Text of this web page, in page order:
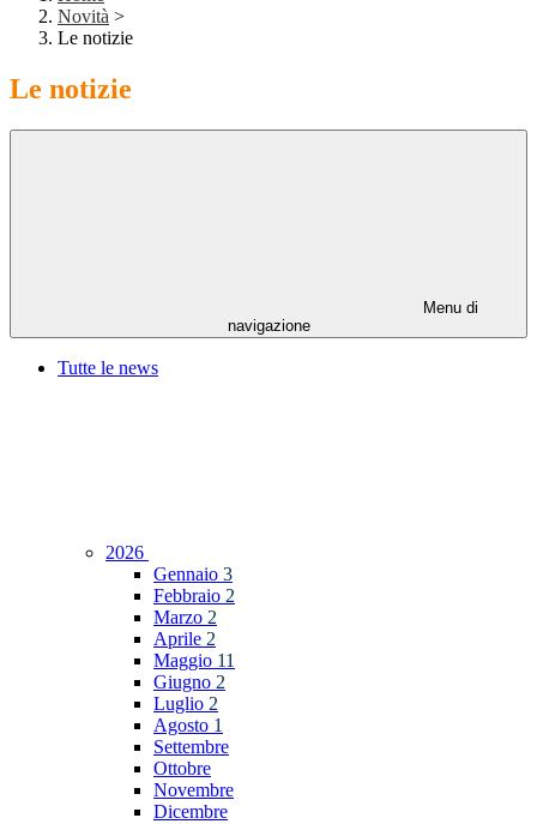
Novità >
Le notizie
Le notizie
Menu di
navigazione
Tutte le news
2026
Gennaio 3
Febbraio 2
Marzo 2
Aprile 2
Maggio 11
Giugno 2
Luglio 2
Agosto 1
Settembre
Ottobre
Novembre
Dicembre